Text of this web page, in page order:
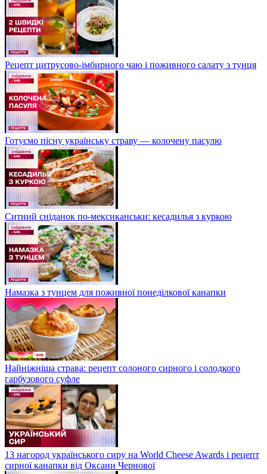
Рецепт цитрусово-імбирного чаю і поживного салату з тунця
Готуємо пісну українську страву — колочену пасулю
Ситний сніданок по-мексиканськи: кесадилья з куркою
Намазка з тунцем для поживної понеділкової канапки
Найніжніша страва: рецепт солоного сирного і солодкого
гарбузового суфле
13 нагород українського сиру на World Cheese Awards і рецепт
сирної канапки від Оксани Чернової